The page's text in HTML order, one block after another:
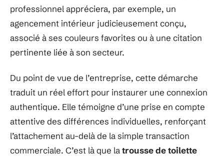
professionnel appréciera, par exemple, un
agencement intérieur judicieusement conçu,
associé à ses couleurs favorites ou à une citation
pertinente liée à son secteur.
Du point de vue de l’entreprise, cette démarche
traduit un réel effort pour instaurer une connexion
authentique. Elle témoigne d’une prise en compte
attentive des différences individuelles, renforçant
l’attachement au-delà de la simple transaction
commerciale. C’est là que latrousse de toilette